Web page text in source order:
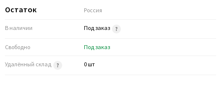
Остаток Россия
В наличии Под заказ
Свободно Под заказ
Удалённый склад 0 шт